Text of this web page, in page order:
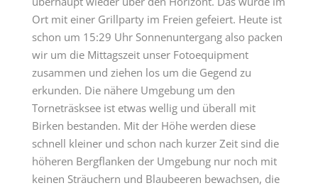
Ort mit einer Grillparty im Freien gefeiert. Heute ist
schon um 15:29 Uhr Sonnenuntergang also packen
wir um die Mittagszeit unser Fotoequipment
zusammen und ziehen los um die Gegend zu
erkunden. Die nähere Umgebung um den
Torneträsksee ist etwas wellig und überall mit
Birken bestanden. Mit der Höhe werden diese
schnell kleiner und schon nach kurzer Zeit sind die
höheren Bergflanken der Umgebung nur noch mit
keinen Sträuchern und Blaubeeren bewachsen, die